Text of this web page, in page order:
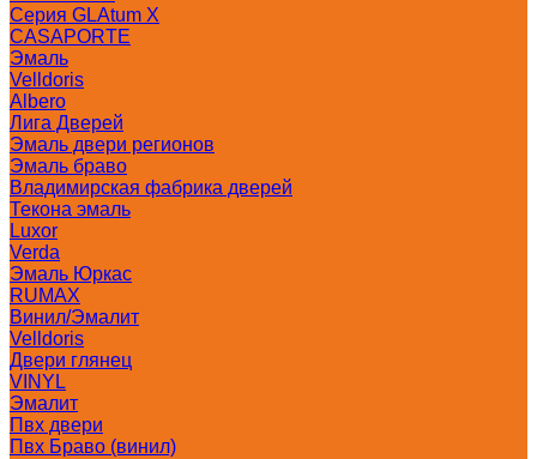
Серия GLAtum X
CASAPORTE
Эмаль
Velldoris
Albero
Лига Дверей
Эмаль двери регионов
Эмаль браво
Владимирская фабрика дверей
Текона эмаль
Luxor
Verda
Эмаль Юркас
RUMAX
Винил/Эмалит
Velldoris
Двери глянец
VINYL
Эмалит
Пвх двери
Пвх Браво (винил)